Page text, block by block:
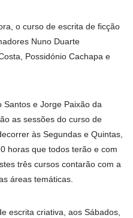
o curso de escrita de ficção
Nuno Duarte
Possidónio Cachapa e
e Jorge Paixão da
as sessões do curso de
às Segundas e Quintas,
horas que todos terão e com
três cursos contarão com a
áreas temáticas.
escrita criativa, aos Sábados,